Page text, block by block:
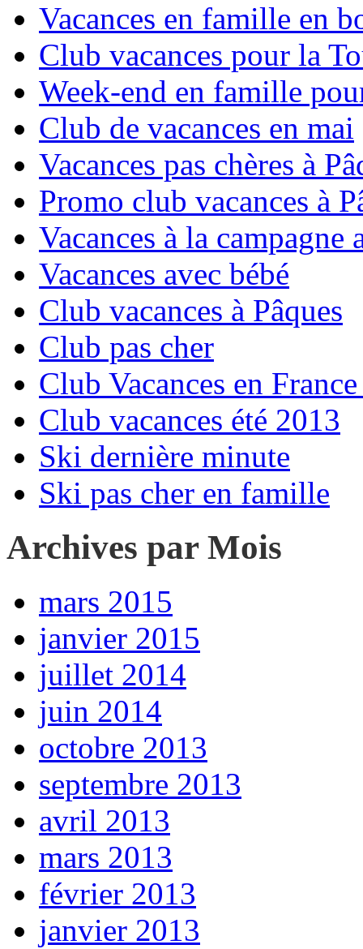
Vacances en famille en
Club vacances pour la
Week-end en famille
Club de vacances en mai
Vacances pas chères à
Promo club vacances à
Vacances à la campagne
Vacances avec bébé
Club vacances à Pâques
Club pas cher
Club Vacances en
Club vacances été 2013
Ski dernière minute
Ski pas cher en famille
Archives par Mois
mars 2015
janvier 2015
juillet 2014
juin 2014
octobre 2013
septembre 2013
avril 2013
mars 2013
février 2013
janvier 2013